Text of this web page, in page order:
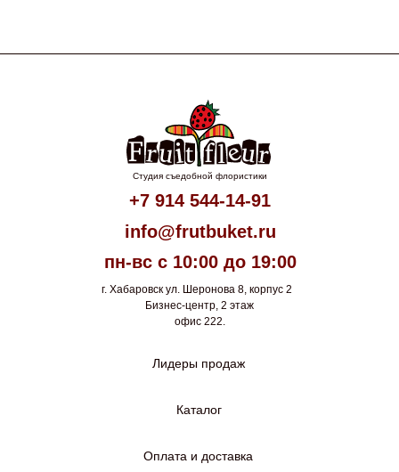
Студия съедобной флористики
+7 914 544-14-91
info@frutbuket.ru
пн-вс с 10:00 до 19:00
г. Хабаровск ул. Шеронова 8, корпус 2
Бизнес-центр, 2 этаж
офис 222.
Лидеры продаж
Каталог
Оплата и доставка